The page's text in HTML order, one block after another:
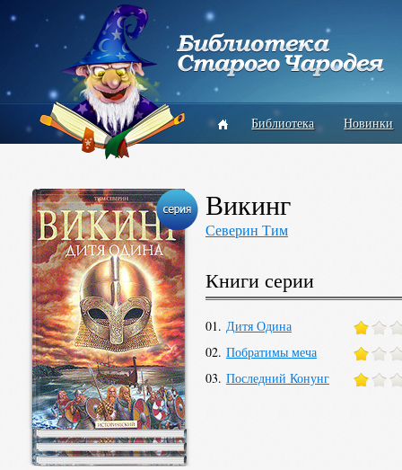
Библиотека Новинки
Викинг
Северин Тим
Книги серии
01. Дитя Одина
02. Побратимы меча
03. Последний Конунг